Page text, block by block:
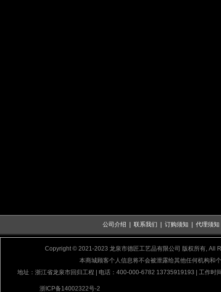
公司介绍 联系我们 订购须知 代理须知
Copyright © 2021-2023 龙泉市德匠工艺品有限公司 版权所有, All
本商城顾客个人信息将不会被泄露给其他任何机构和
地址：浙江省龙泉市回归工程 | 电话：400-000-6782 13735919193 | 工作时
浙ICP备14002322号-2